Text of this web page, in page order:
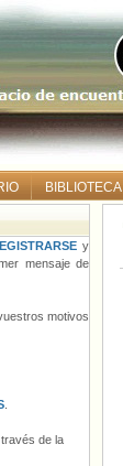
BIBLIOTECA
y
mensaje de
motivos
de la